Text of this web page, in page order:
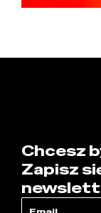
Chcesz
Zapisz